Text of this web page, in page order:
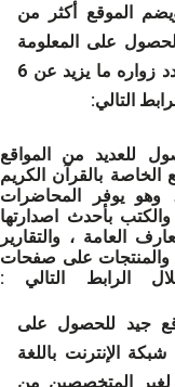
الموقع أكثر من
على المعلومة
والاستفادة من الخبرات السابقة ، كما بلغ عدد زواره ما يزيد عن 6
التالي:
للعديد من المواقع
الخاصة بالقرآن الكريم
وهو يوفر المحاضرات
بأحدث اصدارتها
العامة ، والتقارير
والمنتجات على صفحات
الرابط التالي :
جيد للحصول على
الإنترنت باللغة
لغير المتخصصين من